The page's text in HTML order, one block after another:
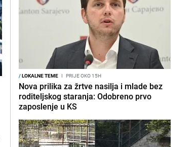
/LOKALNE TEME I PRIJE OKO 15H
Nova prilika za žrtve nasilja i mlade bez
roditeljskog staranja: Odobreno prvo
zaposlenje u KS